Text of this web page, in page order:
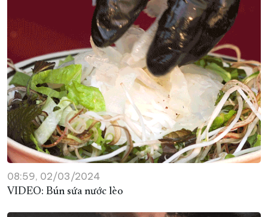
08:59, 02/03/2024
VIDEO: Bún sứa nước lèo